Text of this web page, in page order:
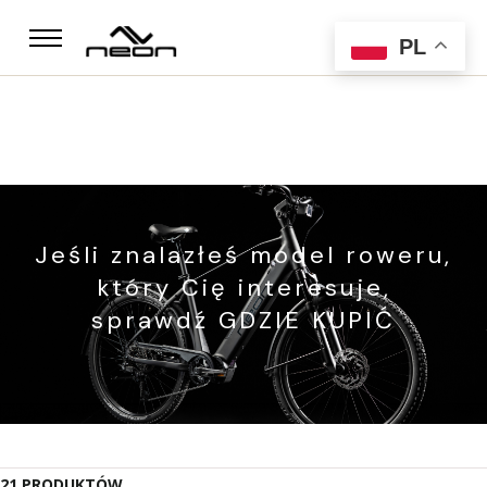
PL
Jeśli znalazłeś model roweru,
który Cię interesuje,
sprawdź GDZIE KUPIĆ